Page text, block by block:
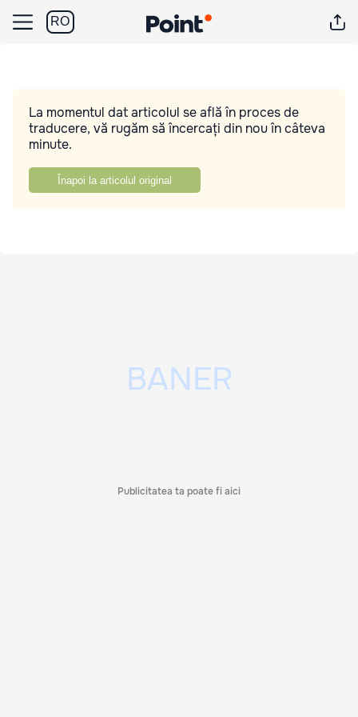
RO
La momentul dat articolul se află în proces de
traducere, vă rugăm să încercați din nou în câteva
minute.
Înapoi la articolul original
Publicitatea ta poate fi aici